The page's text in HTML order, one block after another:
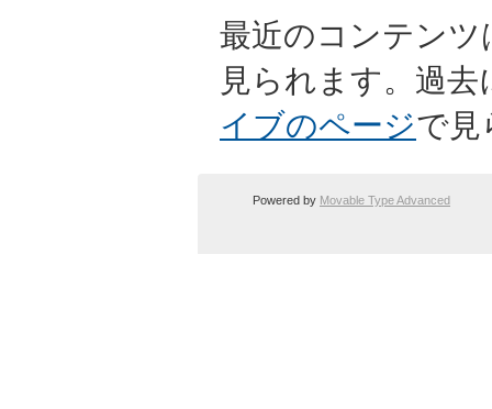
最近のコンテンツ
見られます。過
イブのページで見
Powered by Movable Type Advanced